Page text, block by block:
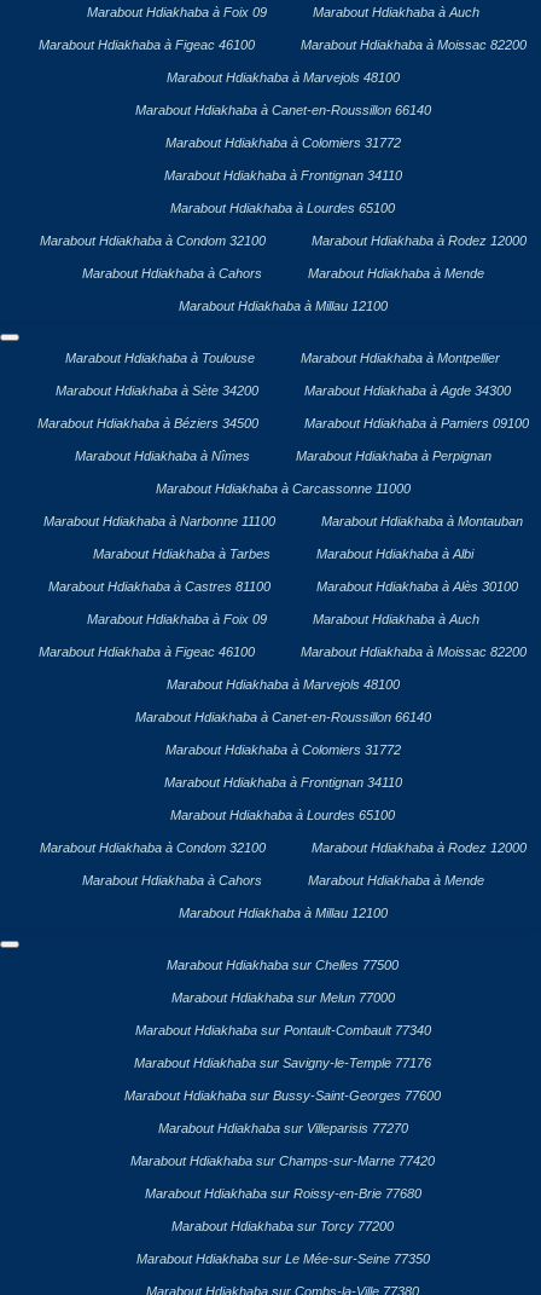
Marabout Hdiakhaba à Foix 09 Marabout Hdiakhaba à Auch
Marabout Hdiakhaba à Figeac 46100 Marabout Hdiakhaba à Moissac 82200
Marabout Hdiakhaba à Marvejols 48100
Marabout Hdiakhaba à Canet-en-Roussillon 66140
Marabout Hdiakhaba à Colomiers 31772
Marabout Hdiakhaba à Frontignan 34110
Marabout Hdiakhaba à Lourdes 65100
Marabout Hdiakhaba à Condom 32100 Marabout Hdiakhaba à Rodez 12000
Marabout Hdiakhaba à Cahors Marabout Hdiakhaba à Mende
Marabout Hdiakhaba à Millau 12100
Marabout Hdiakhaba à Toulouse Marabout Hdiakhaba à Montpellier
Marabout Hdiakhaba à Sète 34200 Marabout Hdiakhaba à Agde 34300
Marabout Hdiakhaba à Béziers 34500 Marabout Hdiakhaba à Pamiers 09100
Marabout Hdiakhaba à Nîmes Marabout Hdiakhaba à Perpignan
Marabout Hdiakhaba à Carcassonne 11000
Marabout Hdiakhaba à Narbonne 11100 Marabout Hdiakhaba à Montauban
Marabout Hdiakhaba à Tarbes Marabout Hdiakhaba à Albi
Marabout Hdiakhaba à Castres 81100 Marabout Hdiakhaba à Alès 30100
Marabout Hdiakhaba à Foix 09 Marabout Hdiakhaba à Auch
Marabout Hdiakhaba à Figeac 46100 Marabout Hdiakhaba à Moissac 82200
Marabout Hdiakhaba à Marvejols 48100
Marabout Hdiakhaba à Canet-en-Roussillon 66140
Marabout Hdiakhaba à Colomiers 31772
Marabout Hdiakhaba à Frontignan 34110
Marabout Hdiakhaba à Lourdes 65100
Marabout Hdiakhaba à Condom 32100 Marabout Hdiakhaba à Rodez 12000
Marabout Hdiakhaba à Cahors Marabout Hdiakhaba à Mende
Marabout Hdiakhaba à Millau 12100
Marabout Hdiakhaba sur Chelles 77500
Marabout Hdiakhaba sur Melun 77000
Marabout Hdiakhaba sur Pontault-Combault 77340
Marabout Hdiakhaba sur Savigny-le-Temple 77176
Marabout Hdiakhaba sur Bussy-Saint-Georges 77600
Marabout Hdiakhaba sur Villeparisis 77270
Marabout Hdiakhaba sur Champs-sur-Marne 77420
Marabout Hdiakhaba sur Roissy-en-Brie 77680
Marabout Hdiakhaba sur Torcy 77200
Marabout Hdiakhaba sur Le Mée-sur-Seine 77350
Marabout Hdiakhaba sur Combs-la-Ville 77380